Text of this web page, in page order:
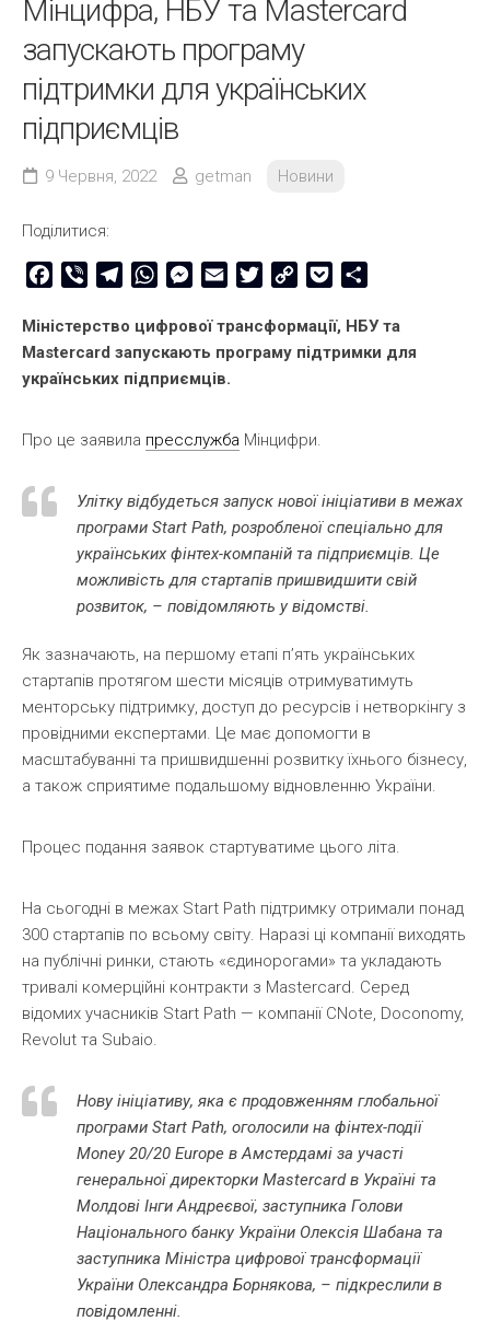
Мінцифра, НБУ та Mastercard
запускають програму
підтримки для українських
підприємців
9 Червня, 2022 getman Новини
Поділитися:
Facebook
Viber TelegramWhatsAppMessenger
Email TwitterCopy
Pocket
Міністерство цифрової трансформації, НБУ та
Mastercard запускають програму підтримки для
українських підприємців.
Про це заявила пресслужба Мінцифри.
Улітку відбудеться запуск нової ініціативи в межах
програми Start Path, розробленої спеціально для
українських фінтех-компаній та підприємців. Це
можливість для стартапів пришвидшити свій
розвиток, – повідомляють у відомстві.
Як зазначають, на першому етапі п’ять українських
стартапів протягом шести місяців отримуватимуть
менторську підтримку, доступ до ресурсів і нетворкінгу з
провідними експертами. Це має допомогти в
масштабуванні та пришвидшенні розвитку їхнього бізнесу,
а також сприятиме подальшому відновленню України.
Процес подання заявок стартуватиме цього літа.
На сьогодні в межах Start Path підтримку отримали понад
300 стартапів по всьому світу. Наразі ці компанії виходять
на публічні ринки, стають «єдинорогами» та укладають
тривалі комерційні контракти з Mastercard. Серед
відомих учасників Start Path — компанії CNote, Doconomy,
Revolut та Subaio.
Нову ініціативу, яка є продовженням глобальної
програми Start Path, оголосили на фінтех-події
Money 20/20 Europe в Амстердамі за участі
генеральної директорки Mastercard в Україні та
Молдові Інги Андреєвої, заступника Голови
Національного банку України Олексія Шабана та
заступника Міністра цифрової трансформації
України Олександра Борнякова, – підкреслили в
повідомленні.